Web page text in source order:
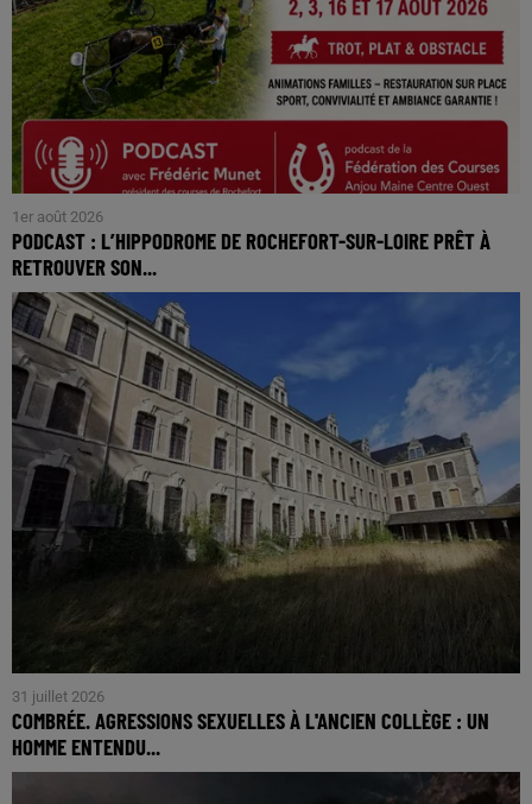
1er août 2026
PODCAST : L’HIPPODROME DE ROCHEFORT-SUR-LOIRE PRÊT À
RETROUVER SON...
31 juillet 2026
COMBRÉE. AGRESSIONS SEXUELLES À L'ANCIEN COLLÈGE : UN
HOMME ENTENDU...